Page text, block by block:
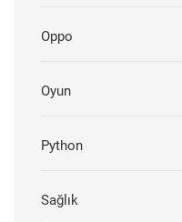
Oppo
Oyun
Python
Sağlık